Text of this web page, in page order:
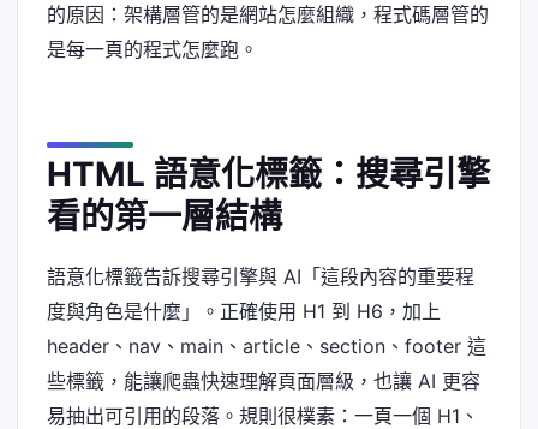
的原因：架構層管的是網站怎麼組織，程式碼層管的
是每一頁的程式怎麼跑。
HTML 語意化標籤：搜尋引擎
看的第一層結構
語意化標籤告訴搜尋引擎與 AI「這段內容的重要程
度與角色是什麼」。正確使用 H1 到 H6，加上
header、nav、main、article、section、footer 這
些標籤，能讓爬蟲快速理解頁面層級，也讓 AI 更容
易抽出可引用的段落。規則很樸素：一頁一個 H1、